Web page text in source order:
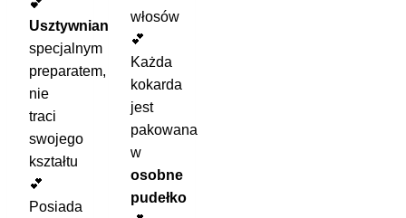
Usztywniana
specjalnym
preparatem,
nie
traci
swojego
kształtu
💕
Posiada
włosów
💕
Każda
kokarda
jest
pakowana
w
osobne
pudełko